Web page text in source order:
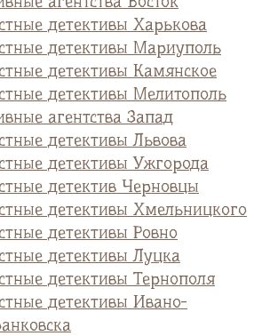
детективы Харькова
детективы Мариуполь
детективы Камянское
детективы Мелитополь
агентства Запад
детективы Львова
детективы Ужгорода
детектив Черновцы
детективы Хмельницкого
детективы Ровно
детективы Луцка
детективы Тернополя
детективы Ивано-